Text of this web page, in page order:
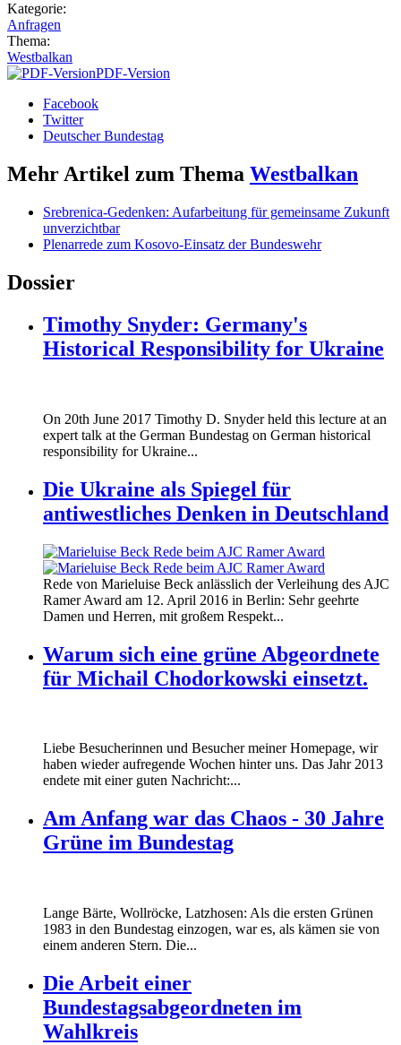
Kategorie:
Anfragen
Thema:
Westbalkan
PDF-Version
Facebook
Twitter
Deutscher Bundestag
Mehr Artikel zum Thema Westbalkan
Srebrenica-Gedenken: Aufarbeitung für gemeinsame Zukunft
unverzichtbar
Plenarrede zum Kosovo-Einsatz der Bundeswehr
Dossier
Timothy Snyder: Germany's
Historical Responsibility for Ukraine
On 20th June 2017 Timothy D. Snyder held this lecture at an
expert talk at the German Bundestag on German historical
responsibility for Ukraine...
Die Ukraine als Spiegel für
antiwestliches Denken in Deutschland
160412_ramer_award.jpg
160412_ramer_award.jpg
Rede von Marieluise Beck anlässlich der Verleihung des AJC
Ramer Award am 12. April 2016 in Berlin: Sehr geehrte
Damen und Herren, mit großem Respekt...
Warum sich eine grüne Abgeordnete
für Michail Chodorkowski einsetzt.
Liebe Besucherinnen und Besucher meiner Homepage, wir
haben wieder aufregende Wochen hinter uns. Das Jahr 2013
endete mit einer guten Nachricht:...
Am Anfang war das Chaos - 30 Jahre
Grüne im Bundestag
Lange Bärte, Wollröcke, Latzhosen: Als die ersten Grünen
1983 in den Bundestag einzogen, war es, als kämen sie von
einem anderen Stern. Die...
Die Arbeit einer
Bundestagsabgeordneten im
Wahlkreis